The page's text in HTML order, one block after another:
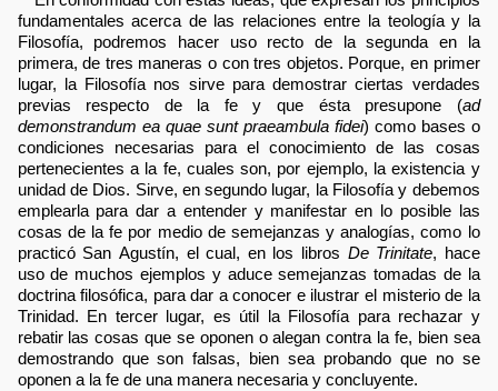
fundamentales acerca de las relaciones entre la teología y la
Filosofía, podremos hacer uso recto de la segunda en la
primera, de tres maneras o con tres objetos. Porque, en primer
lugar, la Filosofía nos sirve para demostrar ciertas verdades
previas respecto de la fe y que ésta presupone (ad
demonstrandum ea quae sunt praeambula fidei) como bases o
condiciones necesarias para el conocimiento de las cosas
pertenecientes a la fe, cuales son, por ejemplo, la existencia y
unidad de Dios. Sirve, en segundo lugar, la Filosofía y debemos
emplearla para dar a entender y manifestar en lo posible las
cosas de la fe por medio de semejanzas y analogías, como lo
practicó San Agustín, el cual, en los libros De Trinitate, hace
uso de muchos ejemplos y aduce semejanzas tomadas de la
doctrina filosófica, para dar a conocer e ilustrar el misterio de la
Trinidad. En tercer lugar, es útil la Filosofía para rechazar y
rebatir las cosas que se oponen o alegan contra la fe, bien sea
demostrando que son falsas, bien sea probando que no se
oponen a la fe de una manera necesaria y concluyente.